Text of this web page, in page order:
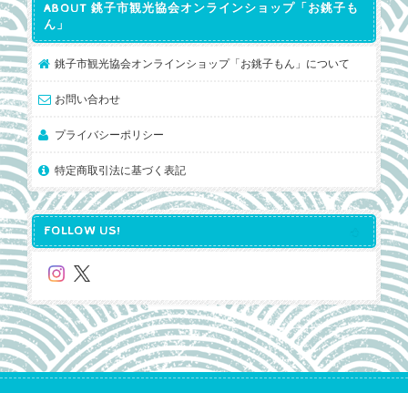
ABOUT 銚子市観光協会オンラインショップ「お銚子も
ん」
銚子市観光協会オンラインショップ「お銚子もん」について
お問い合わせ
プライバシーポリシー
特定商取引法に基づく表記
FOLLOW US!